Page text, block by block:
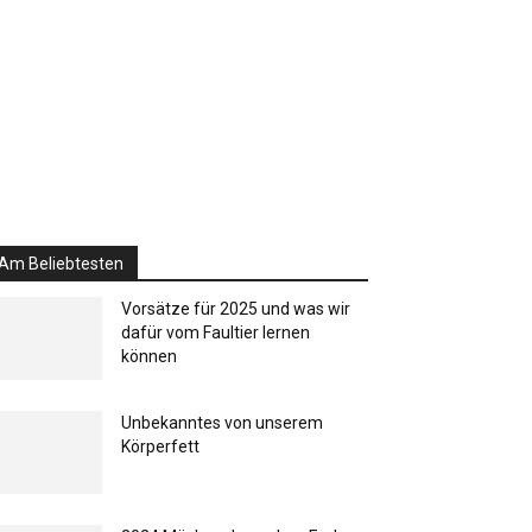
Beliebtesten
Vorsätze für 2025 und was wir
dafür vom Faultier lernen
können
Unbekanntes von unserem
Körperfett